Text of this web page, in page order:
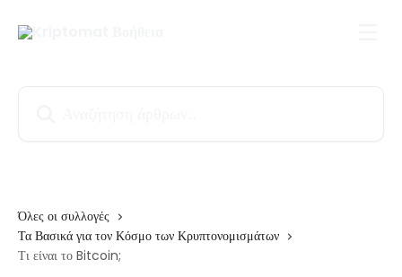
Όλες οι συλλογές
Τα Βασικά για τον Κόσμο των Κρυπτονομισμάτων
Τι είναι το Bitcoin;